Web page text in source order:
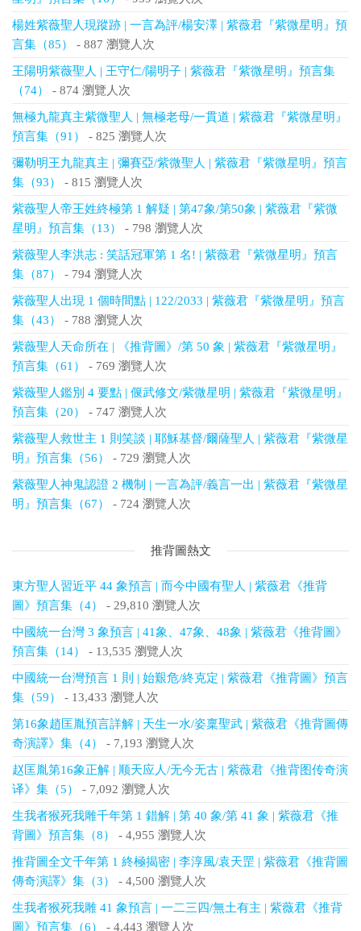
楊姓紫薇聖人現蹤跡 | 一言為評/楊安澤 | 紫薇君『紫微星明』預
言集（85）
- 887 瀏覽人次
王陽明紫薇聖人 | 王守仁/陽明子 | 紫薇君『紫微星明』預言集
（74）
- 874 瀏覽人次
無極九龍真主紫微聖人 | 無極老母/一貫道 | 紫薇君『紫微星明』
預言集（91）
- 825 瀏覽人次
彌勒明王九龍真主 | 彌賽亞/紫微聖人 | 紫薇君『紫微星明』預言
集（93）
- 815 瀏覽人次
紫薇聖人帝王姓終極第 1 解疑 | 第47象/第50象 | 紫薇君『紫微
星明』預言集（13）
- 798 瀏覽人次
紫薇聖人李洪志 : 笑話冠軍第 1 名! | 紫薇君『紫微星明』預言
集（87）
- 794 瀏覽人次
紫薇聖人出現 1 個時間點 | 122/2033 | 紫薇君『紫微星明』預言
集（43）
- 788 瀏覽人次
紫薇聖人天命所在 | 《推背圖》/第 50 象 | 紫薇君『紫微星明』
預言集（61）
- 769 瀏覽人次
紫薇聖人鑑別 4 要點 | 偃武修文/紫微星明 | 紫薇君『紫微星明』
預言集（20）
- 747 瀏覽人次
紫薇聖人救世主 1 則笑談 | 耶穌基督/爾薩聖人 | 紫薇君『紫微星
明』預言集（56）
- 729 瀏覽人次
紫薇聖人神鬼認證 2 機制 | 一言為評/義言一出 | 紫薇君『紫微星
明』預言集（67）
- 724 瀏覽人次
推背圖熱文
東方聖人習近平 44 象預言 | 而今中國有聖人 | 紫薇君《推背
圖》預言集（4）
- 29,810 瀏覽人次
中國統一台灣 3 象預言 | 41象、47象、48象 | 紫薇君《推背圖》
預言集（14）
- 13,535 瀏覽人次
中國統一台灣預言 1 則 | 始艱危/終克定 | 紫薇君《推背圖》預言
集（59）
- 13,433 瀏覽人次
第16象趙匡胤預言詳解 | 天生一水/姿稟聖武 | 紫薇君《推背圖傳
奇演譯》集（4）
- 7,193 瀏覽人次
赵匡胤第16象正解 | 顺天应人/无今无古 | 紫薇君《推背图传奇演
译》集（5）
- 7,092 瀏覽人次
生我者猴死我雕千年第 1 錯解 | 第 40 象/第 41 象 | 紫薇君《推
背圖》預言集（8）
- 4,955 瀏覽人次
推背圖全文千年第 1 終極揭密 | 李淳風/袁天罡 | 紫薇君《推背圖
傳奇演譯》集（3）
- 4,500 瀏覽人次
生我者猴死我雕 41 象預言 | 一二三四/無土有主 | 紫薇君《推背
圖》預言集（6）
- 4,443 瀏覽人次